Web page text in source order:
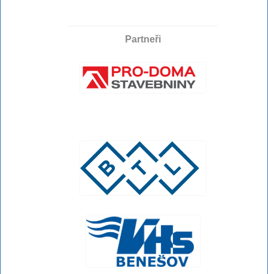
Partneři